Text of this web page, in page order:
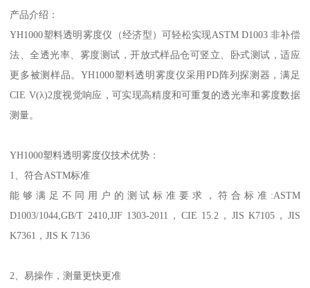
产品介绍 ：
YH1000塑料透明雾度仪 （经济型）可轻松实现ASTM D1003非补偿
法、全透光率、雾度测试，开放式样品仓可竖立、卧式测试，适应
更多被测样品。YH1000塑料透明雾度仪采用PD 阵列探测器，满足
CIE V(λ)2 度视觉响应，可实现高精度和可重复的透光率和雾度数据
测量。
YH1000塑料透明雾度仪技术优势 ：
1
、符合ASTM标准
能够满足不同用户的测试标准要求，符合标准 :ASTM
D1003/1044,GB/T 2410,JJF 1303-2011
， CIE 15.2 ， JIS K7105 ， JIS
K7361 ，JIS K 7136
2 、易操作，测量更快更准